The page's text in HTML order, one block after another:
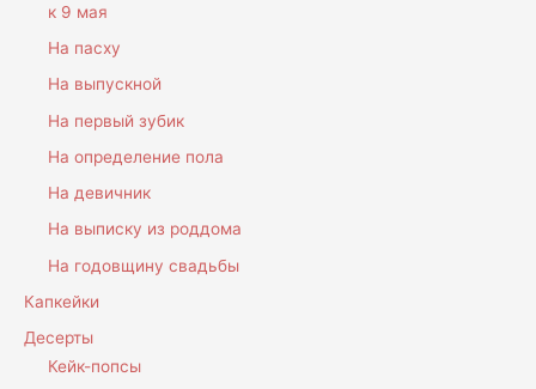
к 9 мая
На пасху
На выпускной
На первый зубик
На определение пола
На девичник
На выписку из роддома
На годовщину свадьбы
Капкейки
Десерты
Кейк-попсы